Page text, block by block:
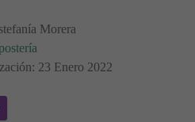
Morera
23 Enero 2022
carbohidratos y sin gluten
Tortitas de canela bajas en